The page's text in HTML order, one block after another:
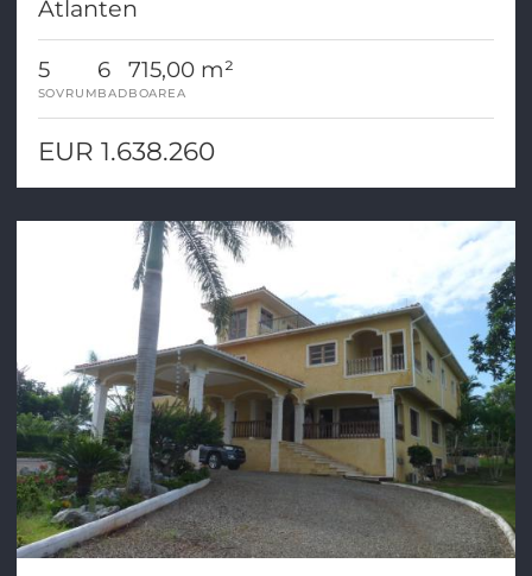
Atlanten
5
SOVRUM
6
BAD
715,00 m²
BOAREA
EUR 1.638.260